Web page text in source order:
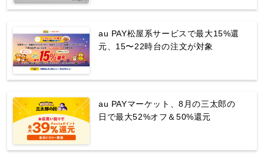
au PAY松屋系サービスで最大15%還
元、15〜22時台の注文が対象
au PAYマーケット、8月の三太郎の
日で最大52%オフ＆50%還元